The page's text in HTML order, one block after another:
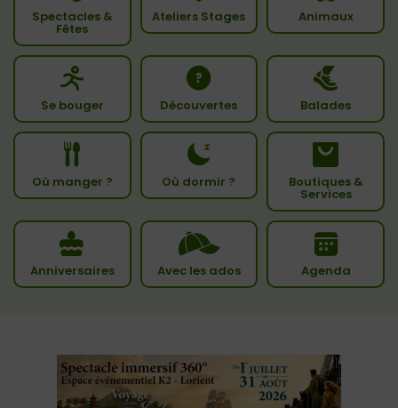
Spectacles &
Fêtes
Ateliers Stages Animaux
Se bouger Découvertes Balades
Où manger ? Où dormir ? Boutiques &
Services
Anniversaires Avec les ados Agenda